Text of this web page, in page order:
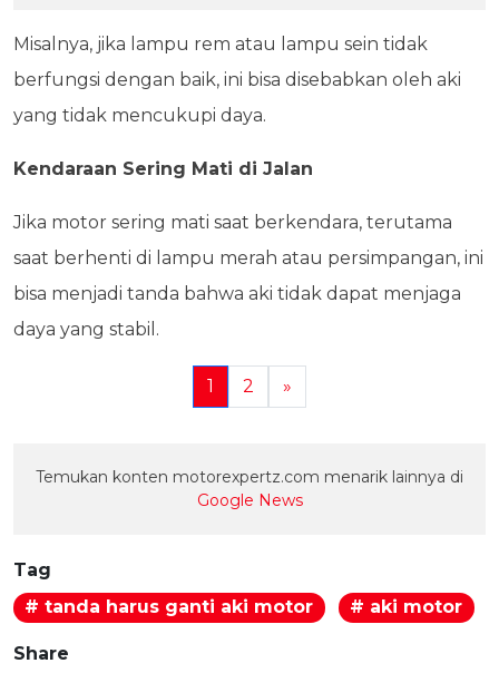
Misalnya, jika lampu rem atau lampu sein tidak
berfungsi dengan baik, ini bisa disebabkan oleh aki
yang tidak mencukupi daya.
Kendaraan Sering Mati di Jalan
Jika motor sering mati saat berkendara, terutama
saat berhenti di lampu merah atau persimpangan, ini
bisa menjadi tanda bahwa aki tidak dapat menjaga
daya yang stabil.
1 2 »
Temukan konten motorexpertz.com menarik lainnya di
Google News
Tag
# tanda harus ganti aki motor
# aki motor
Share